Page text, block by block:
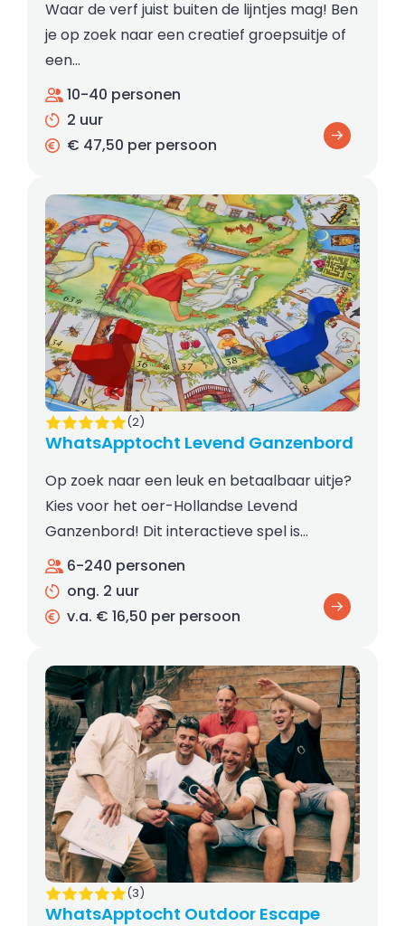
Waar de verf juist buiten de lijntjes mag! Ben
je op zoek naar een creatief groepsuitje of
een…
10-40 personen
2 uur
€ 47,50 per persoon
WhatsApptocht Levend Ganzenbord
(2)
Op zoek naar een leuk en betaalbaar uitje?
Kies voor het oer-Hollandse Levend
Ganzenbord! Dit interactieve spel is…
6-240 personen
ong. 2 uur
v.a. € 16,50 per persoon
WhatsApptocht Outdoor Escape
(3)